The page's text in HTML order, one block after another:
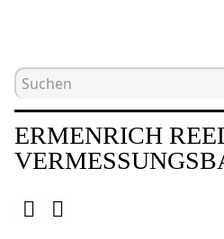
Hauptseite
ERMENRICH